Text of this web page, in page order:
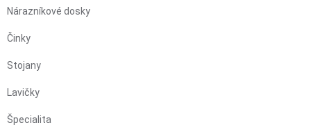
Nárazníkové dosky
Činky
Stojany
Lavičky
Špecialita